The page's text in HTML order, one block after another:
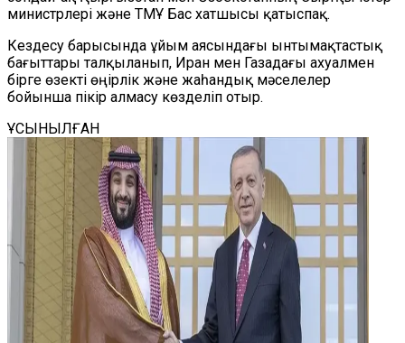
министрлері және ТМҰ Бас хатшысы қатыспақ.
Кездесу барысында ұйым аясындағы ынтымақтастық
бағыттары талқыланып, Иран мен Газадағы ахуалмен
бірге өзекті өңірлік және жаһандық мәселелер
бойынша пікір алмасу көзделіп отыр.
ҰСЫНЫЛҒАН